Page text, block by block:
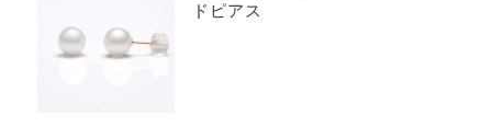
ドピアス